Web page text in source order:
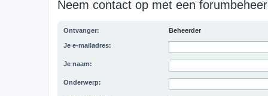
Neem contact op met een
Ontvanger: Beheerder
Je e-mailadres:
Je naam:
Onderwerp: